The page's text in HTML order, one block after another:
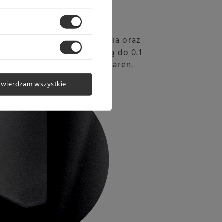
mielenia dozy
regulacja grubości mielenia oraz
mielenia z dokładnoscią do 0.1
bardzo równy przemiał ziaren.
wszystkie